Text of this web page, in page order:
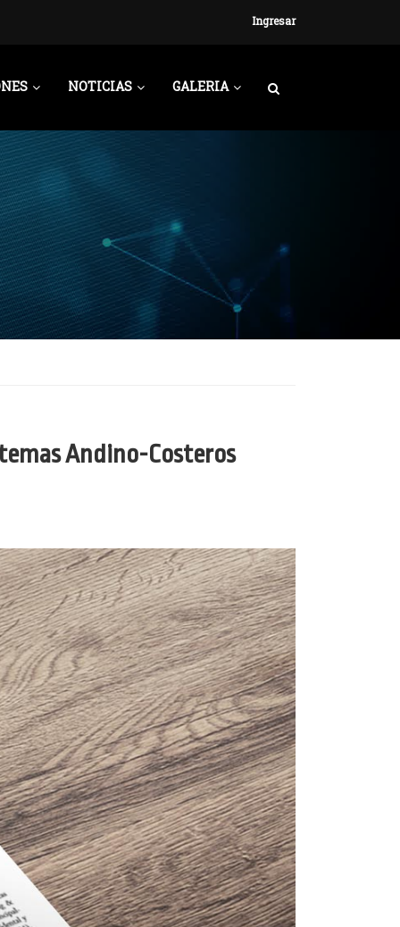
Ingresar
NOTICIAS GALERIA
Andino-Costeros